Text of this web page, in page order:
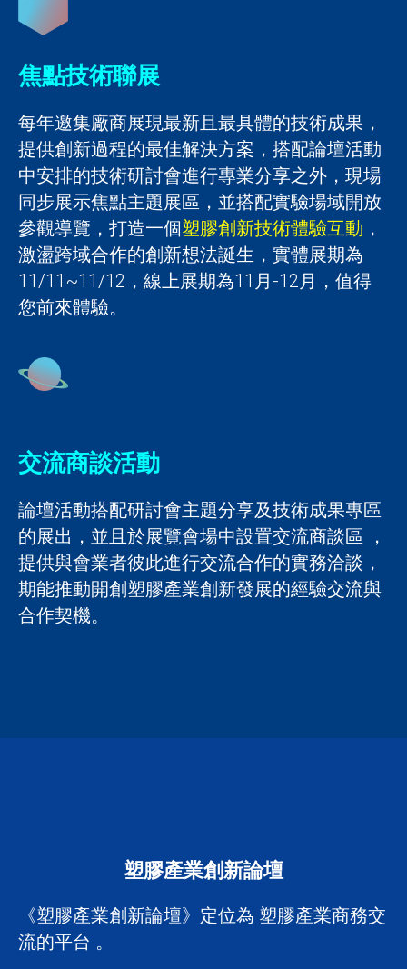
焦點技術聯展
每年邀集廠商展現最新且最具體的技術成果，
提供創新過程的最佳解決方案，搭配論壇活動
中安排的技術研討會進行專業分享之外，現場
同步展示焦點主題展區，並搭配實驗場域開放
參觀導覽，打造一個塑膠創新技術體驗互動 ，
激盪跨域合作的創新想法誕生，實體展期為
11/11~11/12，線上展期為11月-12月，值得
您前來體驗。
交流商談活動
論壇活動搭配研討會主題分享及技術成果專區
的展出，並且於展覽會場中設置交流商談區 ，
提供與會業者彼此進行交流合作的實務洽談，
期能推動開創塑膠產業創新發展的經驗交流與
合作契機。
塑膠產業創新論壇
《塑膠產業創新論壇》定位為 塑膠產業商務交
流的平台 。